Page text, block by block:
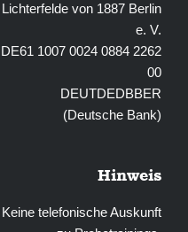
Lichterfelde von 1887 Berlin
e. V.
DE61 1007 0024 0884 2262
00
DEUTDEDBBER
(Deutsche Bank)
Hinweis
Keine telefonische Auskunft